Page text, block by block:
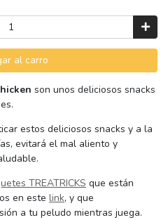
al carro
son unos deliciosos snacks
estos deliciosos snacks y a la
evitará el mal aliento y
TREATRICKS que están
en este link, y que
a tu peludo mientras juega.